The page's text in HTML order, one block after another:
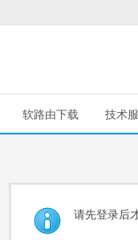
软路由下载 技术
请先登录后